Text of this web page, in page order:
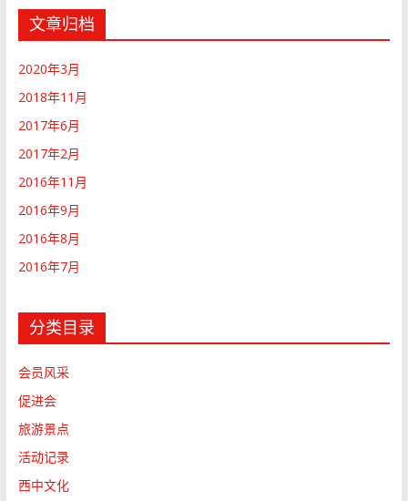
文章归档
2020年3月
2018年11月
2017年6月
2017年2月
2016年11月
2016年9月
2016年8月
2016年7月
分类目录
会员风采
促进会
旅游景点
活动记录
西中文化